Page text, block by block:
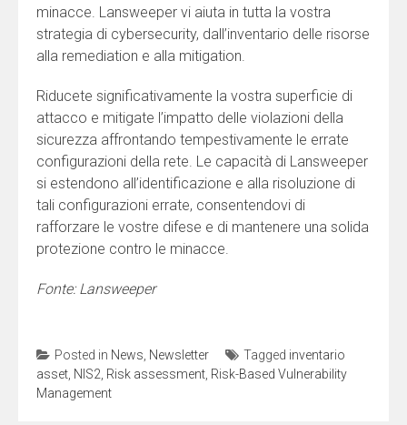
minacce. Lansweeper vi aiuta in tutta la vostra
strategia di cybersecurity, dall’inventario delle risorse
alla remediation e alla mitigation.
Riducete significativamente la vostra superficie di
attacco e mitigate l’impatto delle violazioni della
sicurezza affrontando tempestivamente le errate
configurazioni della rete. Le capacità di Lansweeper
si estendono all’identificazione e alla risoluzione di
tali configurazioni errate, consentendovi di
rafforzare le vostre difese e di mantenere una solida
protezione contro le minacce.
Fonte: Lansweeper
Posted in News Newsletter Tagged inventario
asset NIS2 Risk assessment Risk-Based Vulnerability
Management